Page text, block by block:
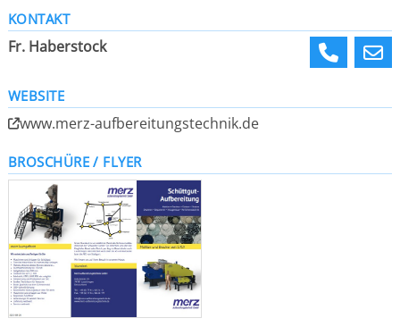
KONTAKT
Fr. Haberstock
WEBSITE
www.merz-aufbereitungstechnik.de
BROSCHÜRE / FLYER